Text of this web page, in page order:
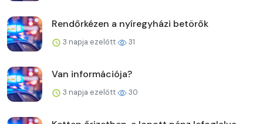
Rendőrkézen a nyíregyházi betörők
3 napja ezelőtt 31
Van információja?
3 napja ezelőtt 30